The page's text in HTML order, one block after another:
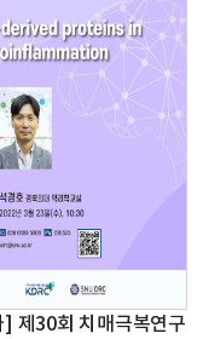
] 제30회 치매극복연구